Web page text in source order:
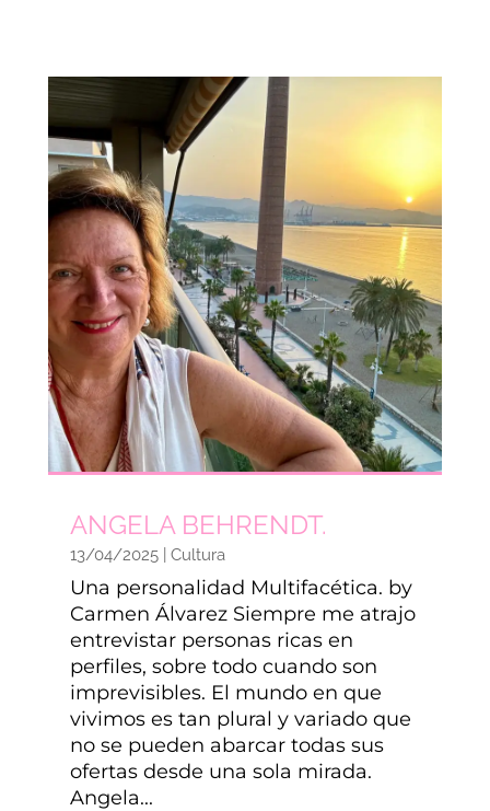
ANGELA BEHRENDT.
13/04/2025| Cultura
Una personalidad Multifacética. by
Carmen Álvarez Siempre me atrajo
entrevistar personas ricas en
perfiles, sobre todo cuando son
imprevisibles. El mundo en que
vivimos es tan plural y variado que
no se pueden abarcar todas sus
ofertas desde una sola mirada.
Angela...